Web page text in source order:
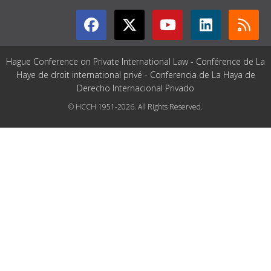
Hague Conference on Private International Law - Conférence de La
Haye de droit international privé - Conferencia de La Haya de
Derecho Internacional Privado
© HCCH 1951-2026. All Rights Reserved.